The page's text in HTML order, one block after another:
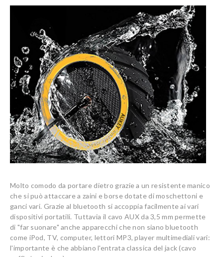
Molto comodo da portare dietro grazie a un resistente manico
che si può attaccare a zaini e borse dotate di moschettoni e
ganci vari. Grazie al bluetooth si accoppia facilmente ai vari
dispositivi portatili. Tuttavia il cavo AUX da 3,5 mm permette
di "far suonare" anche apparecchi che non siano bluetooth
come iPod, TV, computer, lettori MP3, player multimediali vari:
l'importante è che abbiano l'entrata classica del jack (cavo